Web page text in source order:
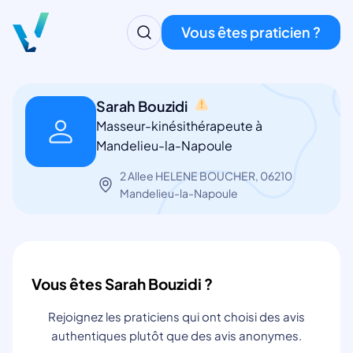
Vous êtes praticien ?
Sarah Bouzidi
Masseur-kinésithérapeute à
Mandelieu-la-Napoule
2 Allee HELENE BOUCHER, 06210
Mandelieu-la-Napoule
Vous êtes Sarah Bouzidi ?
Rejoignez les praticiens qui ont choisi des avis
authentiques plutôt que des avis anonymes.